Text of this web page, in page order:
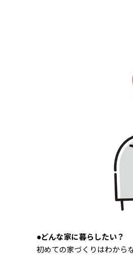
●どんな家に暮らしたい？
初めての家づくりはわから